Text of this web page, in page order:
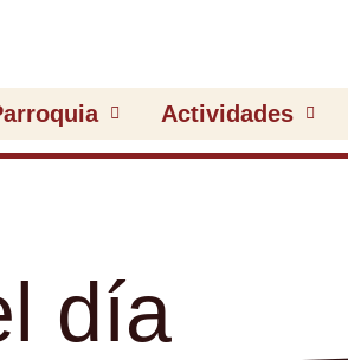
Actividades
día